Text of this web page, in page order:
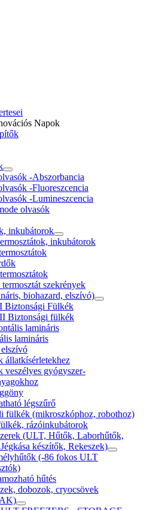
Napok
-Abszorbancia
-Fluoreszcencia
-Lumineszcencia
olvasók
inkubátorok
inkubátorok
szekrények
biohazard, elszívó)
Biztonsági Fülkék
Biztonsági fülkék
lamináris
lamináris
állatkísérletekhez
veszélyes gyógyszer-
légszűrő
fülkék (mikroszkóphoz, robothoz)
rázóinkubátorok
(ULT, Hűtők, Laborhűtők,
készítők, Rekeszek)
(-86 fokos ULT
hűtés
dobozok, cryocsövek